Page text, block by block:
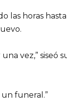
las horas
una vez,” siseó
un funeral.”